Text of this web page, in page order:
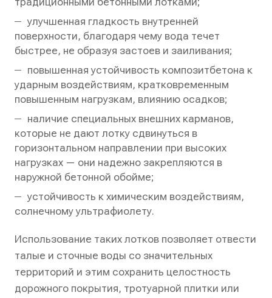
улучшенная гладкость внутренней
поверхности, благодаря чему вода течет
быстрее, не образуя застоев и заиливания;
повышенная устойчивость композитбетона к
ударным воздействиям, кратковременным
повышенным нагрузкам, влиянию осадков;
наличие специальных внешних карманов,
которые не дают лотку сдвинуться в
горизонтальном направлении при высоких
нагрузках — они надежно закрепляются в
наружной бетонной обойме;
устойчивость к химическим воздействиям,
солнечному ультрафиолету.
Использование таких лотков позволяет отвести
талые и сточные воды со значительных
территорий и этим сохранить целостность
дорожного покрытия, тротуарной плитки или